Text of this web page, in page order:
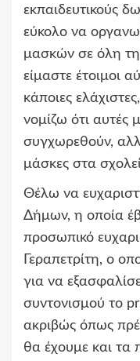
εκπαιδευτικούς
εύκολο να
μασκών σε όλη
είμαστε έτοιμοι
κάποιες
νομίζω ότι αυτές
συγχωρεθούν,
μάσκες στα
Θέλω να
Δήμων, η οποία
προσωπικό
Γεραπετρίτη, ο
για να
συντονισμού το
ακριβώς όπως
θα έχουμε και τα